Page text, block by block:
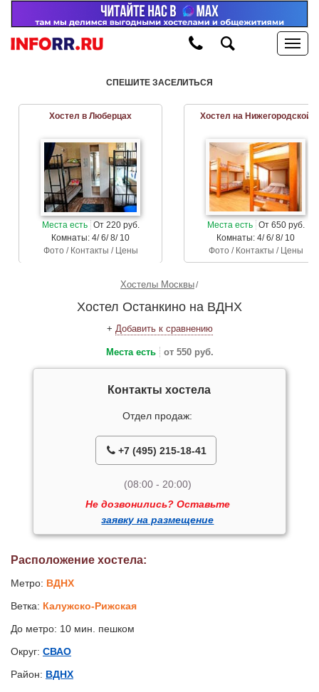
СПЕШИТЕ ЗАСЕЛИТЬСЯ
Хостел в Люберцах
Места есть От 220 руб.
Комнаты: 4/ 6/ 8/ 10
Фото / Контакты / Цены
Хостел на Нижегородской
Места есть От 650 руб.
Комнаты: 4/ 6/ 8/ 10
Фото / Контакты / Цены
Хостелы Москвы
Хостел Останкино на ВДНХ
+ Добавить к сравнению
Места есть от 550 руб.
Контакты хостела
Отдел продаж:
+7 (495) 215-18-41
(08:00 - 20:00)
Не дозвонились? Оставьте
заявку на размещение
Расположение хостела:
Метро: ВДНХ
Ветка: Калужско-Рижская
До метро: 10 мин. пешком
Округ: СВАО
Район: ВДНХ